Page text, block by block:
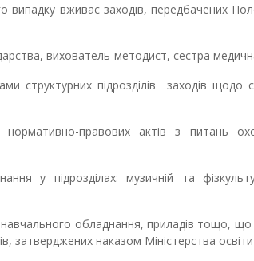
випадку вживає заходів, передбачених
вихователь-методист, сестра
структурних підрозділів заходів щодо
правових актів з питань
у підрозділах: музичній та
обладнання, приладів тощо, що
затверджених наказом Міністерства освіти